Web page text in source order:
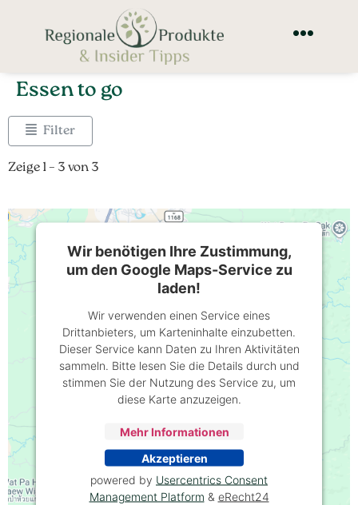
Essen to go
Filter
Zeige 1 – 3 von 3
Wir benötigen Ihre Zustimmung,
um den Google Maps-Service zu
laden!
Wir verwenden einen Service eines
Drittanbieters, um Karteninhalte einzubetten.
Dieser Service kann Daten zu Ihren Aktivitäten
sammeln. Bitte lesen Sie die Details durch und
stimmen Sie der Nutzung des Service zu, um
diese Karte anzuzeigen.
Mehr Informationen
Akzeptieren
powered by Usercentrics Consent
Management Platform & eRecht24